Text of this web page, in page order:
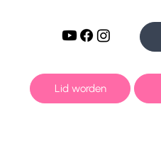
Lid worden